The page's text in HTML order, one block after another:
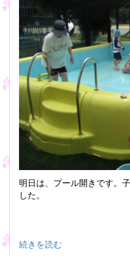
明日は、プール開きです。
した。
続きを読む